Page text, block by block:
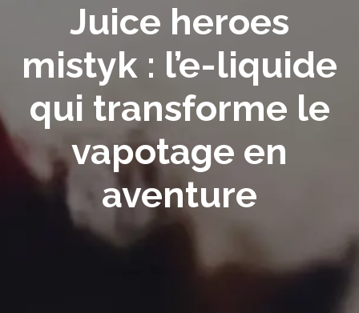
Juice heroes
mistyk : l’e-liquide
qui transforme le
vapotage en
aventure